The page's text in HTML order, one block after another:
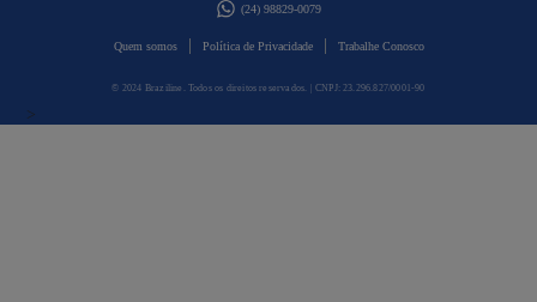
(24) 98829-0079
Quem somos Política de Privacidade Trabalhe Conosco
© 2024 Braziline. Todos os direitos reservados. | CNPJ: 23.296.827/0001-90
>